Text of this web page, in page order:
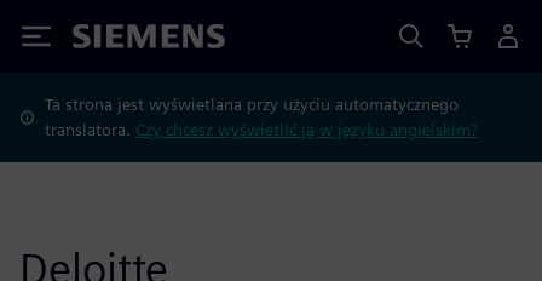
Siemens
Ta strona jest wyświetlana przy użyciu automatycznego
translatora. Czy chcesz wyświetlić ją w języku angielskim?
Deloitte